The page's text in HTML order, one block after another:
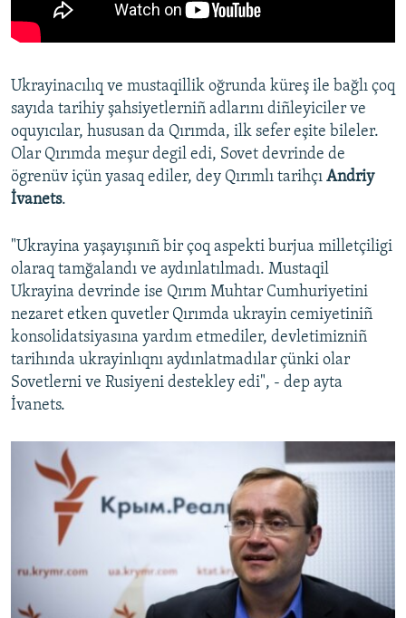
Ukrayinacılıq ve mustaqillik oğrunda küreş ile bağlı çoq
sayıda tarihiy şahsiyetlerniñ adlarını diñleyiciler ve
oquyıcılar, hususan da Qırımda, ilk sefer eşite bileler.
Olar Qırımda meşur degil edi, Sovet devrinde de
ögrenüv içün yasaq ediler, dey Qırımlı tarihçı Andriy
İvanets.
"Ukrayina yaşayışınıñ bir çoq aspekti burjua milletçiligi
olaraq tamğalandı ve aydınlatılmadı. Mustaqil
Ukrayina devrinde ise Qırım Muhtar Cumhuriyetini
nezaret etken quvetler Qırımda ukrayin cemiyetiniñ
konsolidatsiyasına yardım etmediler, devletimizniñ
tarihında ukrayinlıqnı aydınlatmadılar çünki olar
Sovetlerni ve Rusiyeni destekley edi", - dep ayta
İvanets.